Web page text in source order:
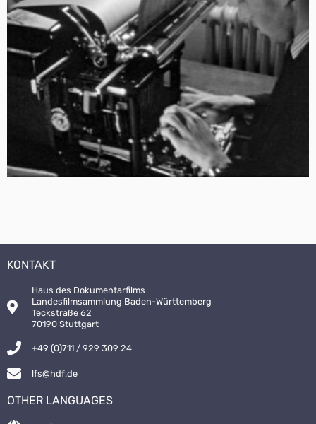
KONTAKT
Haus des Dokumentarfilms
Landesfilmsammlung Baden-Württemberg
Teckstraße 62
70190 Stuttgart
+49 (0)711 / 929 309 24
lfs@hdf.de
OTHER LANGUAGES